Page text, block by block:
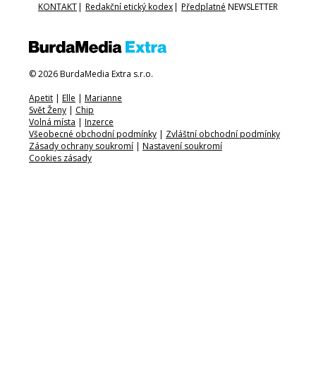
KONTAKT| Redakční etický kodex| Předplatné NEWSLETTER
© 2026 BurdaMedia Extra s.r.o.
Apetit | Elle | Marianne
Svět Ženy | Chip
Volná místa | Inzerce
Všeobecné obchodní podmínky | Zvláštní obchodní podmínky
Zásady ochrany soukromí | Nastavení soukromí
Cookies zásady